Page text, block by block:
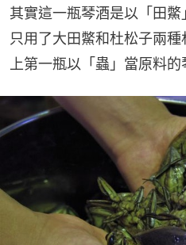
其實這一瓶琴酒是以「田
只用了大田鱉和杜松子兩
上第一瓶以「蟲」當原料的